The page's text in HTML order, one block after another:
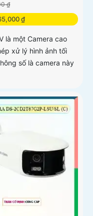
₫
₫
là một Camera cao
xử lý hình ảnh tối
số là camera này